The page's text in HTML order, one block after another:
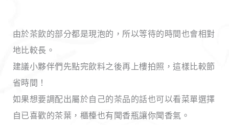
由於茶飲的部分都是現泡的，所以等待的時間也會相對
地比較長。
建議小夥伴們先點完飲料之後再上樓拍照，這樣比較節
省時間！
如果想要調配出屬於自己的茶品的話也可以看菜單選擇
自已喜歡的茶葉，櫃檯也有聞香瓶讓你聞香氣。